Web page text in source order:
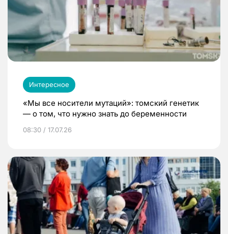
Интересное
«Мы все носители мутаций»: томский генетик
— о том, что нужно знать до беременности
08:30 / 17.07.26